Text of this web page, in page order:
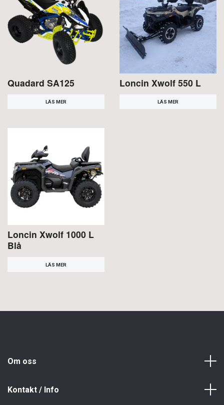
Quadard SA125
LÄS MER
Loncin Xwolf 550 L
LÄS MER
Loncin Xwolf 1000 L
Blå
LÄS MER
Om oss
Kontakt / Info